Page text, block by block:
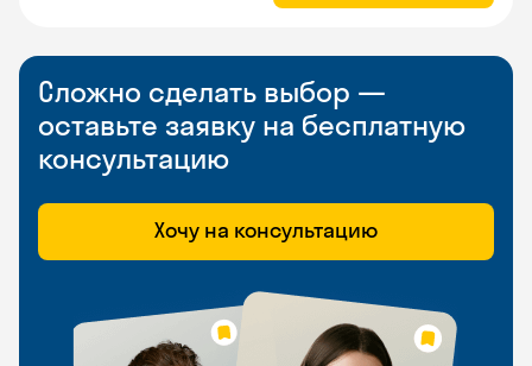
Сложно сделать выбор —
оставьте заявку на бесплатную
консультацию
Хочу на консультацию